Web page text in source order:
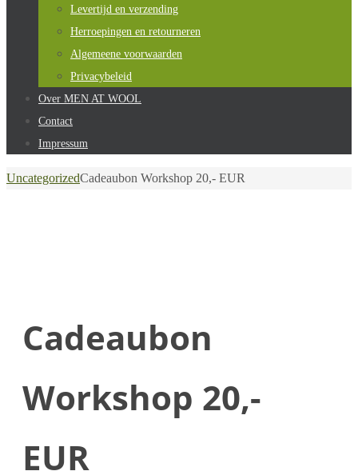
Levertijd en verzending
Herroepingen en retourneren
Algemeene voorwaarden
Privacybeleid
Over MEN AT WOOL
Contact
Impressum
Home
UncategorizedCadeaubon Workshop 20,- EUR
Cadeaubon
Workshop 20,-
EUR